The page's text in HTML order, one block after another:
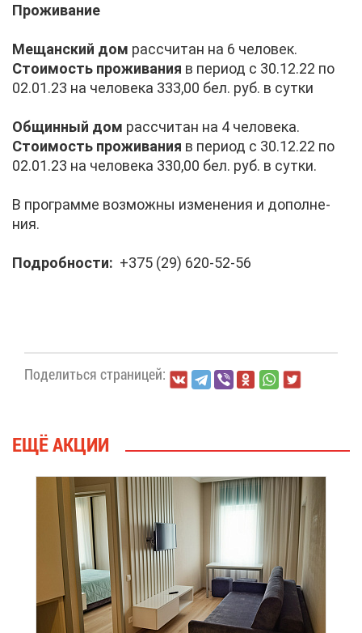
Про­жи­ва­ние
Ме­щан­ский дом рас­счи­тан на 6 че­ло­век.
Сто­и­мость про­жи­ва­ния в пе­ри­од с 30.12.22 по
02.01.23 на че­ло­ве­ка 333,00 бел. руб. в сут­ки
Об­щин­ный дом рас­счи­тан на 4 че­ло­ве­ка.
Сто­и­мость про­жи­ва­ния в пе­ри­од с 30.12.22 по
02.01.23 на че­ло­ве­ка 330,00 бел. руб. в сут­ки.
В про­грам­ме воз­мож­ны из­ме­не­ния и до­пол­не­
ния.
По­дроб­но­сти: +375 (29) 620-52-56
По­де­лить­ся стра­ни­цей:
ЕЩЁ АК­ЦИИ